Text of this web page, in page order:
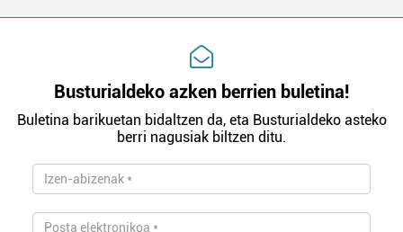
Busturialdeko azken berrien buletina!
Buletina barikuetan bidaltzen da, eta Busturialdeko asteko
berri nagusiak biltzen ditu.